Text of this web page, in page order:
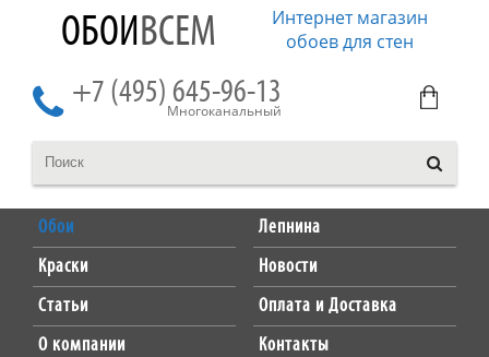
ОБОИВСЕМ
Интернет магазин
обоев для стен
+7 (495) 645-96-13
Многоканальный
Обои
Лепнина
Краски
Новости
Статьи
Оплата и Доставка
О компании
Контакты